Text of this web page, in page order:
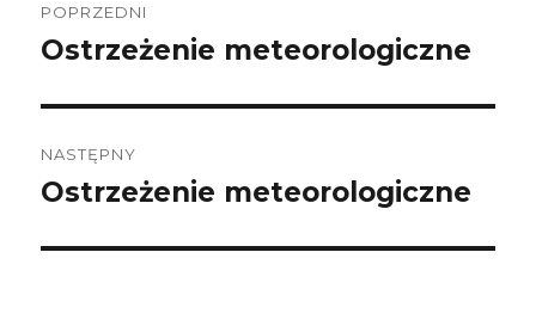
wpisu
POPRZEDNI
Poprzedni
Ostrzeżenie meteorologiczne
NASTĘPNY
Następny
Ostrzeżenie meteorologiczne